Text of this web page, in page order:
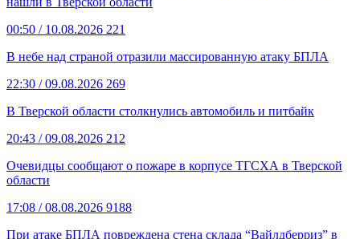
00:50 / 10.08.2026 221
В небе над страной отразили массированную атаку БПЛА
22:30 / 09.08.2026 269
В Тверской области столкнулись автомобиль и питбайк
20:43 / 09.08.2026 212
Очевидцы сообщают о пожаре в корпусе ТГСХА в Тверской
области
17:08 / 08.08.2026 9188
При атаке БПЛА повреждена стена склада “Вайлдберриз” в